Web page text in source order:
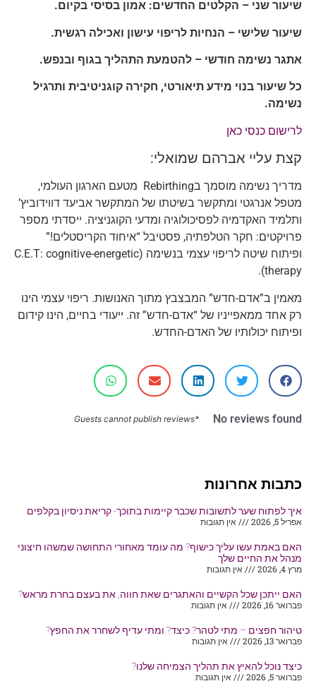
כתבות אחרונות
איך לפתוח שער לתשובות שכבר קיימות בתוכך- קריאת ניסיון בקלפים
אפריל 5, 2026
אין תגובות
האם באמת עשו עליך כישוף? מה עומד מאחורי התחושה שמשהו חיצוני
מנהל את החיים שלך
מרץ 4, 2026
אין תגובות
האם ייתכן שכל הקשיים והאתגרים שאת חווה, את בעצם בחרת מראש?
פברואר 16, 2026
אין תגובות
טיהור חפצים – מתי לטהר? כיצד? ומתי עדיף לשחרר את החפץ?
פברואר 13, 2026
אין תגובות
כיצד נוכל להאיץ את תהליך הצמיחה שלנו?
פברואר 5, 2026
אין תגובות
שיעור שני – הקלטים החדשים: אמון בסיסי בקיום.
שיעור שלישי – הנחיות לריפוי עישון ואכילה רגשית.
אתגר נשימה חודשי – להטמעת התהליך בגוף ובנפש.
כל שיעור בנוי מידע תיאורטי, חקירה קוגניטיבית ותרגיל
נשימה.
לרישום כנסי כאן
קצת עליי אברהם שמואלי:
מדריך נשימה מוסמך בRebirthing מטעם הארגון העולמי,
מטפל אנרגטי ומתקשר בשיטתו של המתקשר אביעד דווידוביץ’
ותלמיד האקדמיה לפסיכולוגיה ומדעי הקוגניציה. ייסדתי מספר
פרויקטים: חקר הטלפתיה, פסטיבל “איחוד הקריסטלים!”
ופיתוח שיטה לריפוי עצמי בנשימה (C.E.T: cognitive-energetic
therapy).
מאמין ב”אדם-חדש” המבצבץ מתוך האנושות. ריפוי עצמי הינו
רק אחד ממאפייניו של “אדם-חדש” זה. ייעודי בחיים, הינו קידום
ופיתוח יכולותיו של האדם-החדש.
No reviews found
*Guests cannot publish reviews